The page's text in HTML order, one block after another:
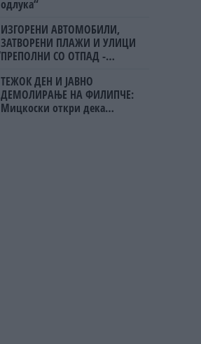
одлука“
ИЗГОРЕНИ АВТОМОБИЛИ,
ЗАТВОРЕНИ ПЛАЖИ И УЛИЦИ
ПРЕПОЛНИ СО ОТПАД -
мигрантскиот бран кон Сеута
ТЕЖОК ДЕН И ЈАВНО
ДЕМОЛИРАЊЕ НА ФИЛИПЧЕ:
Мицкоски откри дека